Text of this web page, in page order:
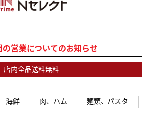
の営業についてのお知らせ
店内全品送料無料
海鮮 肉、ハム 麺類、パスタ